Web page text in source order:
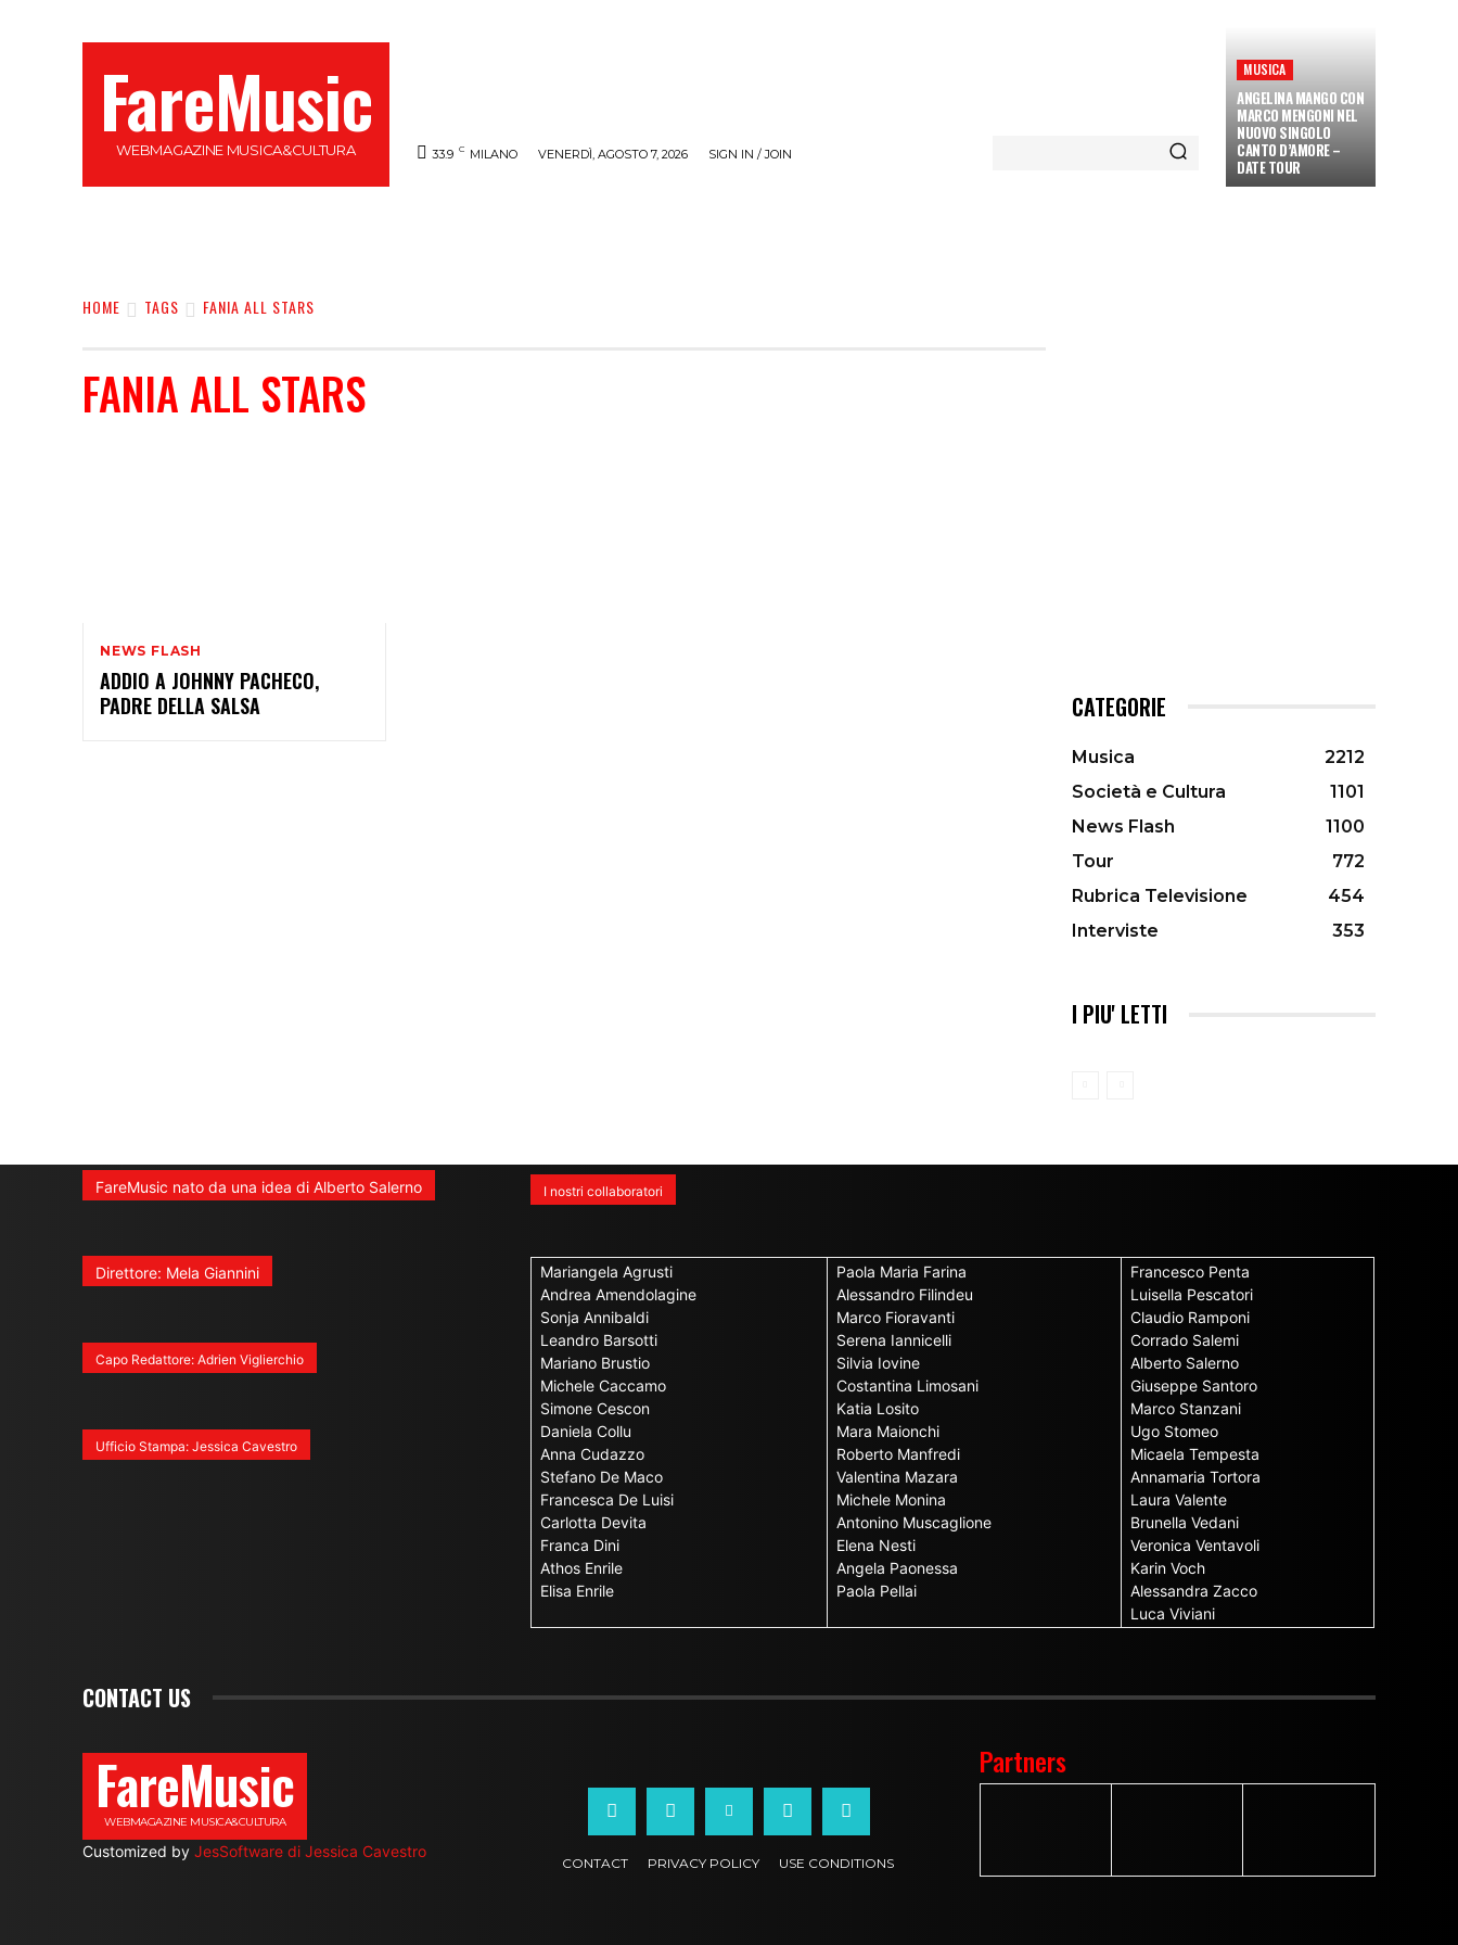
FareMusic
WEBMAGAZINE MUSICA&CULTURA 33.9 C MILANO VENERDÌ, AGOSTO 7, 2026 SIGN IN / JOIN
MUSICA
ANGELINA MANGO CON
MARCO MENGONI NEL
NUOVO SINGOLO
CANTO D’AMORE –
DATE TOUR
HOME TAGS FANIA ALL STARS
FANIA ALL STARS
NEWS FLASH
ADDIO A JOHNNY PACHECO,
PADRE DELLA SALSA
CATEGORIE
Musica
2212
Società e Cultura
1101
News Flash
1100
Tour
772
Rubrica Televisione
454
Interviste
353
I PIU' LETTI
FareMusic nato da una idea di Alberto Salerno
Direttore: Mela Giannini
Capo Redattore: Adrien Viglierchio
Ufficio Stampa: Jessica Cavestro
I nostri collaboratori
Mariangela Agrusti
Andrea Amendolagine
Sonja Annibaldi
Leandro Barsotti
Mariano Brustio
Michele Caccamo
Simone Cescon
Daniela Collu
Anna Cudazzo
Stefano De Maco
Francesca De Luisi
Carlotta Devita
Franca Dini
Athos Enrile
Elisa Enrile
Paola Maria Farina
Alessandro Filindeu
Marco Fioravanti
Serena Iannicelli
Silvia Iovine
Costantina Limosani
Katia Losito
Mara Maionchi
Roberto Manfredi
Valentina Mazara
Michele Monina
Antonino Muscaglione
Elena Nesti
Angela Paonessa
Paola Pellai
Francesco Penta
Luisella Pescatori
Claudio Ramponi
Corrado Salemi
Alberto Salerno
Giuseppe Santoro
Marco Stanzani
Ugo Stomeo
Micaela Tempesta
Annamaria Tortora
Laura Valente
Brunella Vedani
Veronica Ventavoli
Karin Voch
Alessandra Zacco
Luca Viviani
CONTACT US
FareMusic
WEBMAGAZINE MUSICA&CULTURA
Customized by JesSoftware di Jessica Cavestro
CONTACT PRIVACY POLICY USE CONDITIONS
Partners